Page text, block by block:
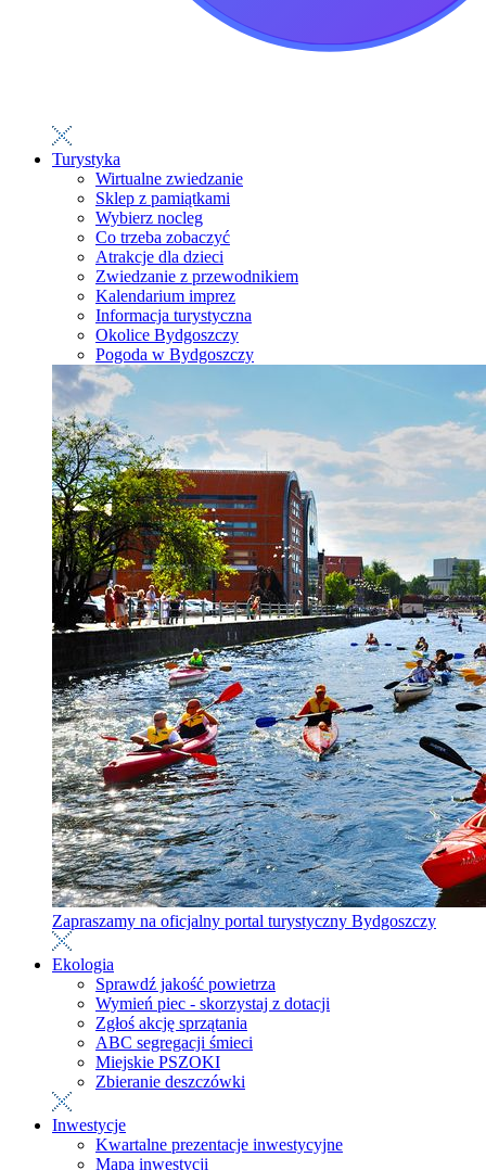
Turystyka
Wirtualne zwiedzanie
Sklep z pamiątkami
Wybierz nocleg
Co trzeba zobaczyć
Atrakcje dla dzieci
Zwiedzanie z przewodnikiem
Kalendarium imprez
Informacja turystyczna
Okolice Bydgoszczy
Pogoda w Bydgoszczy
Zapraszamy na oficjalny portal turystyczny Bydgoszczy
Ekologia
Sprawdź jakość powietrza
Wymień piec - skorzystaj z dotacji
Zgłoś akcję sprzątania
ABC segregacji śmieci
Miejskie PSZOKI
Zbieranie deszczówki
Inwestycje
Kwartalne prezentacje inwestycyjne
Mapa inwestycji